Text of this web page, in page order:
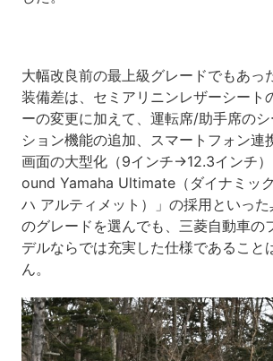
大幅改良前の最上級グレードでもあっ
装備差は、セミアリニンレザーシート
ーの変更に加えて、運転席/助手席の
ション機能の追加、スマートフォン連
画面の大型化（9インチ→12.3インチ
ound Yamaha Ultimate（ダイナミッ
ハ アルティメット）」の採用といっ
のグレードを選んでも、三菱自動車の
デルならでは充実した仕様であること
ん。